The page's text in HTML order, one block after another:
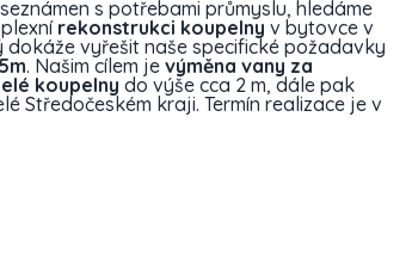
s potřebami průmyslu, hledáme
rekonstrukci koupelny v bytovce v
vyřešit naše specifické požadavky
. Našim cílem je výměna vany za
koupelny do výše cca 2 m, dále pak
Středočeském kraji. Termín realizace je v